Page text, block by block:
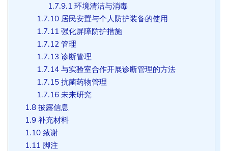
1.7.9.1 环境清洁与消毒
1.7.10居民安置与个人防护装备的使用
1.7.11 强化屏障防护措施
1.7.12管理
1.7.13 诊断管理
1.7.14与实验室合作开展诊断管理的方法
1.7.15抗菌药物管理
1.7.16未来研究
1.8披露信息
1.9补充材料
1.10致谢
1.11 脚注